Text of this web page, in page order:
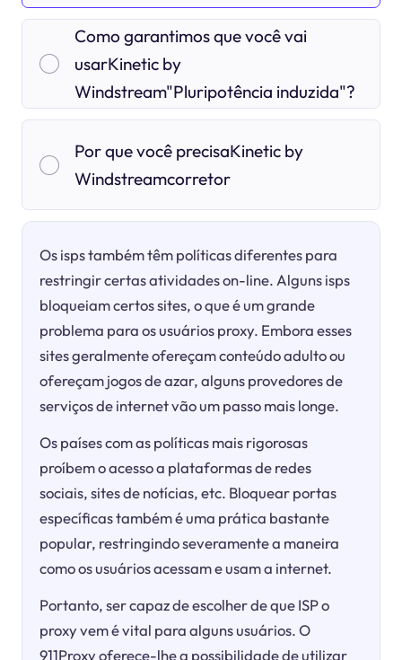
Como garantimos que você vai
usarKinetic by
Windstream"Pluripotência induzida"?
Por que você precisaKinetic by
Windstreamcorretor
Os isps também têm políticas diferentes para
restringir certas atividades on-line. Alguns isps
bloqueiam certos sites, o que é um grande
problema para os usuários proxy. Embora esses
sites geralmente ofereçam conteúdo adulto ou
ofereçam jogos de azar, alguns provedores de
serviços de internet vão um passo mais longe.
Os países com as políticas mais rigorosas
proíbem o acesso a plataformas de redes
sociais, sites de notícias, etc. Bloquear portas
específicas também é uma prática bastante
popular, restringindo severamente a maneira
como os usuários acessam e usam a internet.
Portanto, ser capaz de escolher de que ISP o
proxy vem é vital para alguns usuários. O
911Proxy oferece-lhe a possibilidade de utilizar